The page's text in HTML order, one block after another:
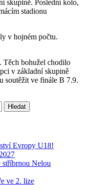
skupině. Poslední kolo,
stadionu
v hojném počtu.
Těch bohužel chodilo
v základní skupině
soutěžit ve finále B 7.9.
Evropy U18!
Nelou
ve 2. lize